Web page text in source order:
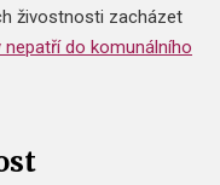
živostnosti zacházet
nepatří do komunálního